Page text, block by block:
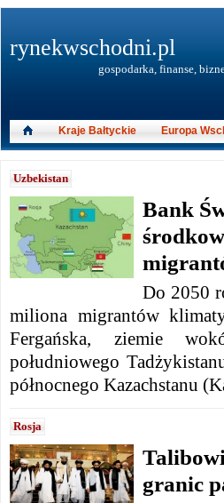
Uzbekistan
Bank
Do 2050
miliona migrantów
Fergańska, ziemie
południowego
północnego Kazachstanu
Rosja
granic
rynekwschodni.pl
gospodarka, finanse,
Kraje Bałtyckie Europa